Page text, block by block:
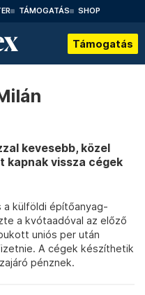
TÁMOGATÁS SHOP
Támogatás
kevesebb, közel
kapnak vissza cégek
a külföldi építőanyag-
a kvótaadóval az előző
uniós per után
A cégek készíthetik
pénznek.